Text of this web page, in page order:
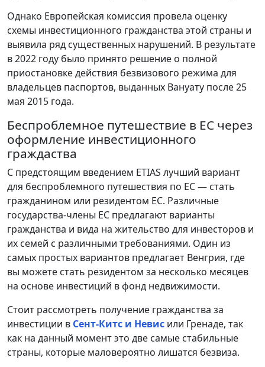
Однако Европейская комиссия провела оценку
схемы инвестиционного гражданства этой страны и
выявила ряд существенных нарушений. В результате
в 2022 году было принято решение о полной
приостановке действия безвизового режима для
владельцев паспортов, выданных Вануату после 25
мая 2015 года.
Беспроблемное путешествие в ЕС через
оформление инвестиционного
граждаства
С предстоящим введением ETIAS лучший вариант
для беспроблемного путешествия по ЕС — стать
гражданином или резидентом ЕС. Различные
государства-члены ЕС предлагают варианты
гражданства и вида на жительство для инвесторов и
их семей с различными требованиями. Один из
самых простых вариантов предлагает Венгрия, где
вы можете стать резидентом за несколько месяцев
на основе инвестиций в фонд недвижимости.
Стоит рассмотреть получение гражданства за
инвестиции в Сент-Китс и Невис или Гренаде, так
как на данный момент это две самые стабильные
страны, которые маловероятно лишатся безвиза.